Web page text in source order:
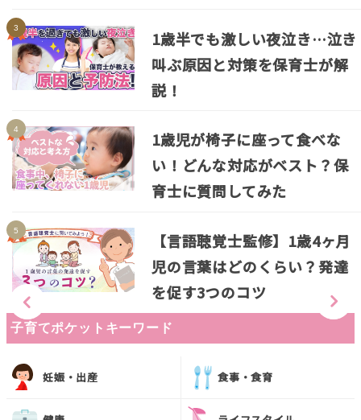
1歳半でも激しい夜泣き…泣き
叫ぶ原因と対策を保育士が解
説！
1歳児が椅子に座って食べな
い！どんな対応がベスト？保
育士に質問してみた
【言語聴覚士監修】1歳4ヶ月
児の言葉はどのくらい？発達
を促す3つのコツ
子育てポケットキーワード
妊娠・出産 食事・食育